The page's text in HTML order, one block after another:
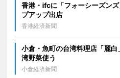
香港・ifcに「フォーシーズン
プアップ出店
香港経済新聞
小倉・魚町の台湾料理店「麗
湾野菜使う
小倉経済新聞